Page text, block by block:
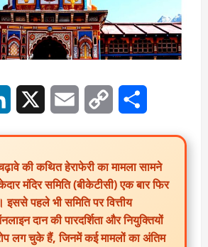
LinkedIn Email
Copy
की कथित हेराफेरी का मामला सामने
मंदिर समिति (बीकेटीसी) एक बार फिर
इससे पहले भी समिति पर वित्तीय
दान की पारदर्शिता और नियुक्तियों
लग चुके हैं, जिनमें कई मामलों का अंतिम